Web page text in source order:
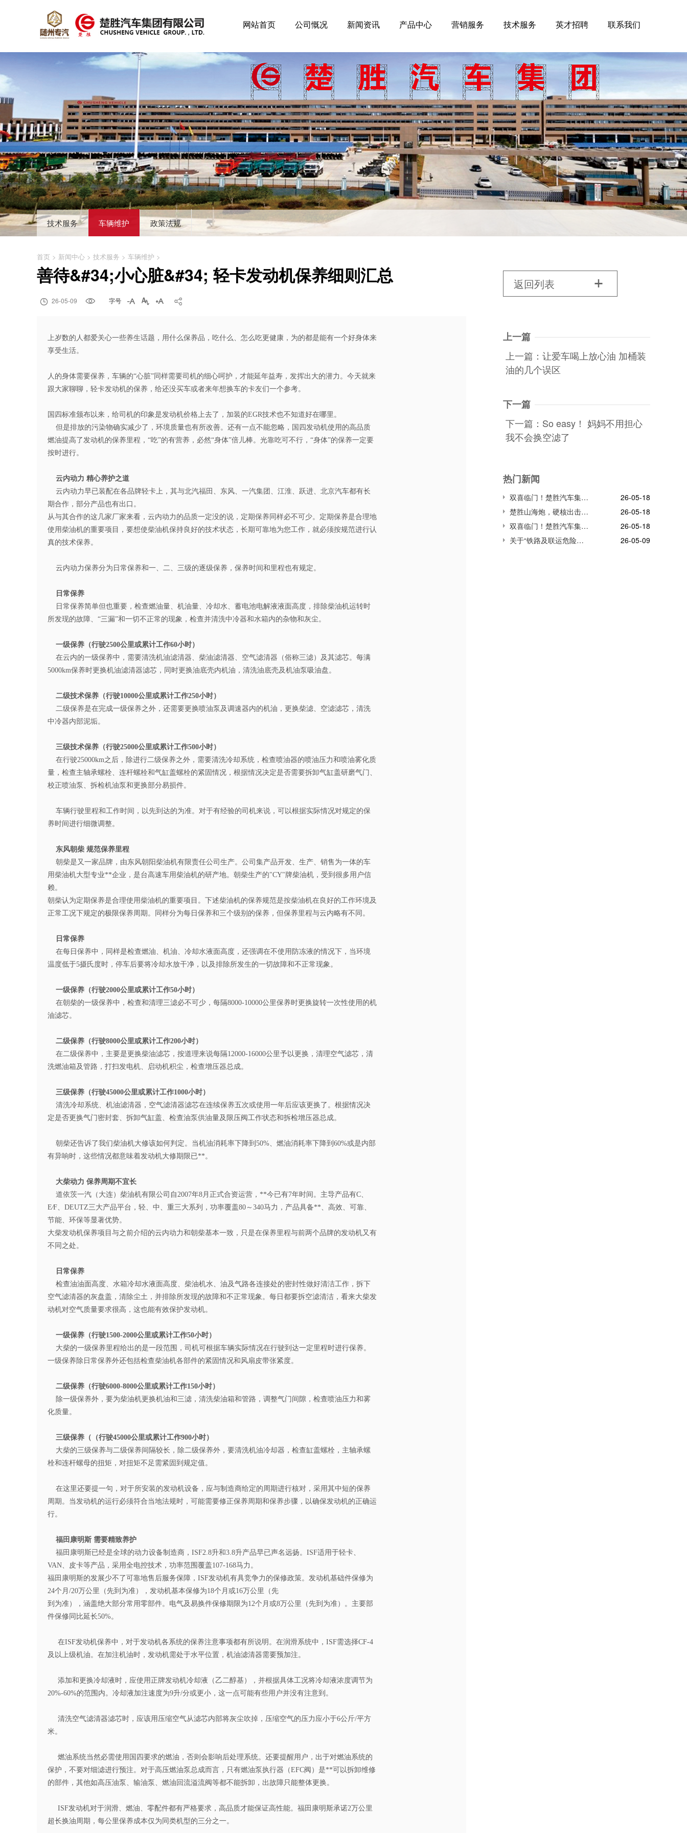
网站首页 公司慨况 新闻资讯 产品中心 营销服务 技术服务 英才招聘 联系我们
技术服务 车辆维护 政策法规
首页 > 新闻中心 > 技术服务 > 车辆维护 >
善待&#34;小心脏&#34; 轻卡发动机保养细则汇总
 26-05-09  字号    
上岁数的人都爱关心一些养生话题，用什么保养品，吃什么、怎么吃更健康，为的都是能有一个好身体来
享受生活。
人的身体需要保养，车辆的“心脏”同样需要司机的细心呵护，才能延年益寿，发挥出大的潜力。今天就来
跟大家聊聊，轻卡发动机的保养，给还没买车或者来年想换车的卡友们一个参考。
国四标准颁布以来，给司机的印象是发动机价格上去了，加装的EGR技术也不知道好在哪里。
但是排放的污染物确实减少了，环境质量也有所改善。还有一点不能忽略，国四发动机使用的高品质
燃油提高了发动机的保养里程，“吃”的有营养，必然“身体”倍儿棒。光靠吃可不行，“身体”的保养一定要
按时进行。
云内动力 精心养护之道
云内动力早已装配在各品牌轻卡上，其与北汽福田、东风、一汽集团、江淮、跃进、北京汽车都有长
期合作，部分产品也有出口。
从与其合作的这几家厂家来看，云内动力的品质一定没的说，定期保养同样必不可少。定期保养是合理地
使用柴油机的重要项目，要想使柴油机保持良好的技术状态，长期可靠地为您工作，就必须按规范进行认
真的技术保养。
云内动力保养分为日常保养和一、二、三级的逐级保养，保养时间和里程也有规定。
日常保养
日常保养简单但也重要，检查燃油量、机油量、冷却水、蓄电池电解液液面高度，排除柴油机运转时
所发现的故障、“三漏”和一切不正常的现象，检查并清洗中冷器和水箱内的杂物和灰尘。
一级保养（行驶2500公里或累计工作60小时）
在云内的一级保养中，需要清洗机油滤清器、柴油滤清器、空气滤清器（俗称三滤）及其滤芯。每满
5000km保养时更换机油滤清器滤芯，同时更换油底壳内机油，清洗油底壳及机油泵吸油盘。
二级技术保养（行驶10000公里或累计工作250小时）
二级保养是在完成一级保养之外，还需要更换喷油泵及调速器内的机油，更换柴滤、空滤滤芯，清洗
中冷器内部泥垢。
三级技术保养（行驶25000公里或累计工作500小时）
在行驶25000km之后，除进行二级保养之外，需要清洗冷却系统，检查喷油器的喷油压力和喷油雾化质
量，检查主轴承螺栓、连杆螺栓和气缸盖螺栓的紧固情况，根据情况决定是否需要拆卸气缸盖研磨气门、
校正喷油泵、拆检机油泵和更换部分易损件。
车辆行驶里程和工作时间，以先到达的为准。对于有经验的司机来说，可以根据实际情况对规定的保
养时间进行细微调整。
东风朝柴 规范保养里程
朝柴是又一家品牌，由东风朝阳柴油机有限责任公司生产。公司集产品开发、生产、销售为一体的车
用柴油机大型专业**企业，是台高速车用柴油机的研产地。朝柴生产的"CY"牌柴油机，受到很多用户信
赖。
朝柴认为定期保养是合理使用柴油机的重要项目。下述柴油机的保养规范是按柴油机在良好的工作环境及
正常工况下规定的极限保养周期。同样分为每日保养和三个级别的保养，但保养里程与云内略有不同。
日常保养
在每日保养中，同样是检查燃油、机油、冷却水液面高度，还强调在不使用防冻液的情况下，当环境
温度低于5摄氏度时，停车后要将冷却水放干净，以及排除所发生的一切故障和不正常现象。
一级保养（行驶2000公里或累计工作50小时）
在朝柴的一级保养中，检查和清理三滤必不可少，每隔8000-10000公里保养时更换旋转一次性使用的机
油滤芯。
二级保养（行驶8000公里或累计工作200小时）
在二级保养中，主要是更换柴油滤芯，按道理来说每隔12000-16000公里予以更换，清理空气滤芯，清
洗燃油箱及管路，打扫发电机、启动机积尘，检查增压器总成。
三级保养（行驶45000公里或累计工作1000小时）
清洗冷却系统、机油滤清器，空气滤清器滤芯在连续保养五次或使用一年后应该更换了。根据情况决
定是否更换气门密封套、拆卸气缸盖、检查油泵供油量及限压阀工作状态和拆检增压器总成。
朝柴还告诉了我们柴油机大修该如何判定。当机油消耗率下降到50%、燃油消耗率下降到60%或是内部
有异响时，这些情况都意味着发动机大修期限已**。
大柴动力 保养周期不宜长
道依茨一汽（大连）柴油机有限公司自2007年8月正式合资运营，**今已有7年时间。主导产品有C、
E∕F、DEUTZ三大产品平台，轻、中、重三大系列，功率覆盖80～340马力，产品具备**、高效、可靠、
节能、环保等显著优势。
大柴发动机保养项目与之前介绍的云内动力和朝柴基本一致，只是在保养里程与前两个品牌的发动机又有
不同之处。
日常保养
检查油油面高度、水箱冷却水液面高度、柴油机水、油及气路各连接处的密封性做好清洁工作，拆下
空气滤清器的灰盘盖，清除尘土，并排除所发现的故障和不正常现象。每日都要拆空滤清洁，看来大柴发
动机对空气质量要求很高，这也能有效保护发动机。
一级保养（行驶1500-2000公里或累计工作50小时）
大柴的一级保养里程给出的是一段范围，司机可根据车辆实际情况在行驶到达一定里程时进行保养。
一级保养除日常保养外还包括检查柴油机各部件的紧固情况和风扇皮带张紧度。
二级保养（行驶6000-8000公里或累计工作150小时）
除一级保养外，要为柴油机更换机油和三滤，清洗柴油箱和管路，调整气门间隙，检查喷油压力和雾
化质量。
三级保养（（行驶45000公里或累计工作900小时）
大柴的三级保养与二级保养间隔较长，除二级保养外，要清洗机油冷却器，检查缸盖螺栓，主轴承螺
栓和连杆螺母的扭矩，对扭矩不足需紧固到规定值。
在这里还要提一句，对于所安装的发动机设备，应与制造商给定的周期进行核对，采用其中短的保养
周期。当发动机的运行必须符合当地法规时，可能需要修正保养周期和保养步骤，以确保发动机的正确运
行。
福田康明斯 需要精致养护
福田康明斯已经是全球的动力设备制造商，ISF2.8升和3.8升产品早已声名远扬。ISF适用于轻卡、
VAN、皮卡等产品，采用全电控技术，功率范围覆盖107-168马力。
福田康明斯的发展少不了可靠地售后服务保障，ISF发动机有具竞争力的保修政策。发动机基础件保修为
24个月/20万公里（先到为准），发动机基本保修为18个月或16万公里（先
到为准），涵盖绝大部分常用零部件。电气及易换件保修期限为12个月或8万公里（先到为准）。主要部
件保修同比延长50%。
在ISF发动机保养中，对于发动机各系统的保养注意事项都有所说明。在润滑系统中，ISF需选择CF-4
及以上级机油。在加注机油时，发动机需处于水平位置，机油滤清器需要预加注。
添加和更换冷却液时，应使用正牌发动机冷却液（乙二醇基），并根据具体工况将冷却液浓度调节为
20%-60%的范围内。冷却液加注速度为9升/分或更小，这一点可能有些用户并没有注意到。
清洗空气滤清器滤芯时，应该用压缩空气从滤芯内部将灰尘吹掉，压缩空气的压力应小于6公斤/平方
米。
燃油系统当然必需使用国四要求的燃油，否则会影响后处理系统。还要提醒用户，出于对燃油系统的
保护，不要对细滤进行预注。对于高压燃油泵总成而言，只有燃油泵执行器（EFC阀）是**可以拆卸维修
的部件，其他如高压油泵、输油泵、燃油回流溢流阀等都不能拆卸，出故障只能整体更换。
ISF发动机对于润滑、燃油、零配件都有严格要求，高品质才能保证高性能。福田康明斯承诺2万公里
超长换油周期，每公里保养成本仅为同类机型的三分之一。
返回列表 
上一篇
上一篇：让爱车喝上放心油 加桶装
油的几个误区
下一篇
下一篇：So easy！ 妈妈不用担心
我不会换空滤了
热门新闻
双喜临门！楚胜汽车集团连获市、区两级高质量发展殊荣，董事长董鸣勇荣获突出贡献企业家称号
26-05-18
楚胜山海炮，硬核出击!雪域高原生命防线，我们并肩守护!
26-05-18
双喜临门！楚胜汽车集团连获市、区两级高质量发展殊荣，董事长董鸣勇荣获突出贡献企业家称号
26-05-18
关于“铁路及联运危险货物储运装备关键技术与应用”项目
26-05-09